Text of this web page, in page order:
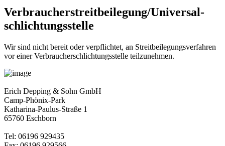
Verbraucher­streit­beilegung/Universal­
schlichtungs­stelle
Wir sind nicht bereit oder verpflichtet, an Streitbeilegungsverfahren
vor einer Verbraucherschlichtungsstelle teilzunehmen.
Erich Depping & Sohn GmbH
Camp-Phönix-Park
Katharina-Paulus-Straße 1
65760 Eschborn
Tel: 06196 929435